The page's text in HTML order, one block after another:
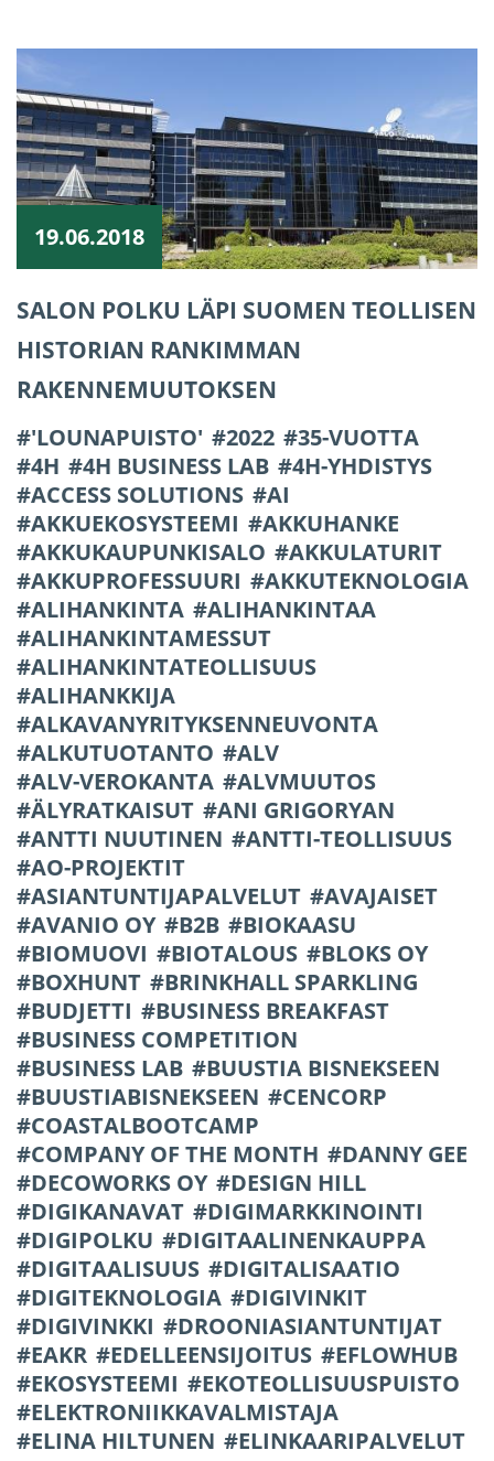
19.06.2018
SALON POLKU LÄPI SUOMEN TEOLLISEN
HISTORIAN RANKIMMAN
RAKENNEMUUTOKSEN
'LOUNAPUISTO' 2022
35-VUOTTA
4H
4H BUSINESS LAB
4H-YHDISTYS
ACCESS SOLUTIONS
AI
AKKUEKOSYSTEEMI
AKKUHANKE
AKKUKAUPUNKISALO
AKKULATURIT
AKKUPROFESSUURI
AKKUTEKNOLOGIA
ALIHANKINTA
ALIHANKINTAA
ALIHANKINTAMESSUT
ALIHANKINTATEOLLISUUS
ALIHANKKIJA
ALKAVANYRITYKSENNEUVONTA
ALKUTUOTANTO
ALV
ALV-VEROKANTA
ALVMUUTOS
ÄLYRATKAISUT
ANI GRIGORYAN
ANTTI NUUTINEN
ANTTI-TEOLLISUUS
AO-PROJEKTIT
ASIANTUNTIJAPALVELUT
AVAJAISET
AVANIO OY
B2B
BIOKAASU
BIOMUOVI
BIOTALOUS
BLOKS OY
BOXHUNT
BRINKHALL SPARKLING
BUDJETTI
BUSINESS BREAKFAST
BUSINESS COMPETITION
BUSINESS LAB
BUUSTIA BISNEKSEEN
BUUSTIABISNEKSEEN
CENCORP
COASTALBOOTCAMP
COMPANY OF THE MONTH
DANNY GEE
DECOWORKS OY
DESIGN HILL
DIGIKANAVAT
DIGIMARKKINOINTI
DIGIPOLKU
DIGITAALINENKAUPPA
DIGITAALISUUS
DIGITALISAATIO
DIGITEKNOLOGIA
DIGIVINKIT
DIGIVINKKI
DROONIASIANTUNTIJAT
EAKR
EDELLEENSIJOITUS
EFLOWHUB
EKOSYSTEEMI
EKOTEOLLISUUSPUISTO
ELEKTRONIIKKAVALMISTAJA
ELINA HILTUNEN
ELINKAARIPALVELUT